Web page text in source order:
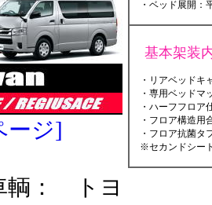
ージ]
輌： トヨ
・ベッド展開：
基本架装
・リアベッドキ
・専用ベッドマ
・ハーフフロア
・フロア構造用
・フロア抗菌タ
※セカンドシー